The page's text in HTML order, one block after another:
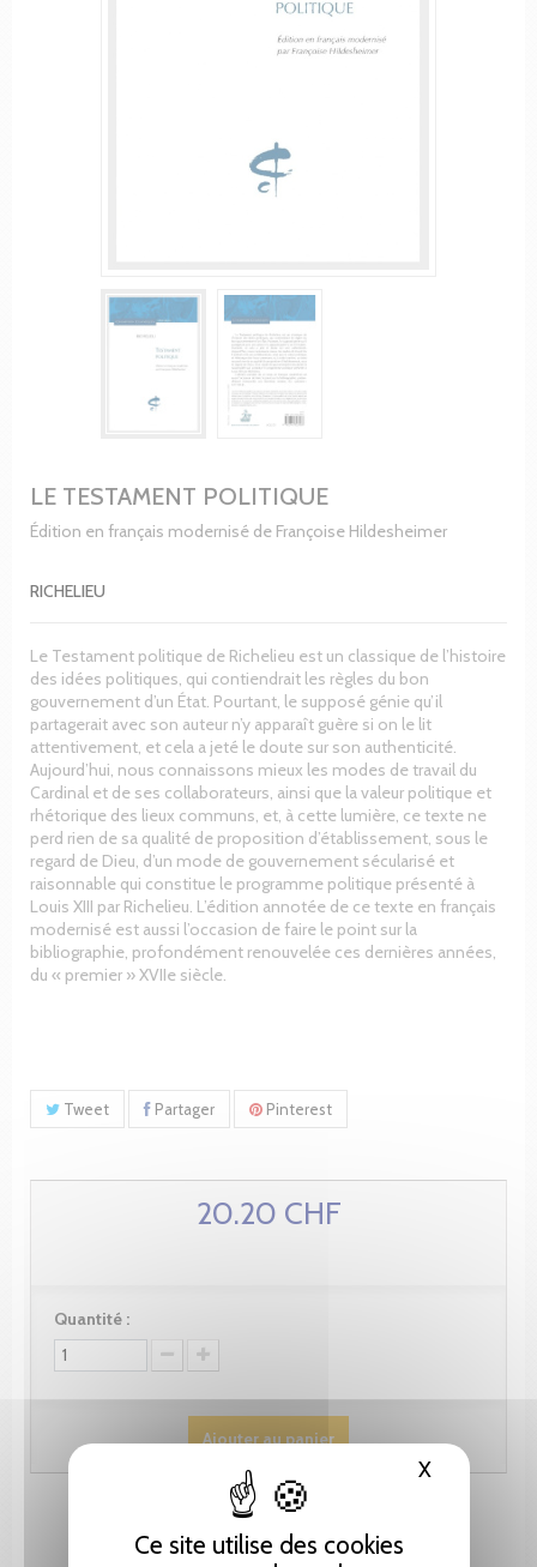
Ce site utilise des cookies
XMasquer
LE TESTAMENT POLITIQUE
Édition en français modernisé de Françoise Hildesheimer
RICHELIEU
Le Testament politique de Richelieu est un classique de l’histoire
des idées politiques, qui contiendrait les règles du bon
gouvernement d’un État. Pourtant, le supposé génie qu’il
partagerait avec son auteur n’y apparaît guère si on le lit
attentivement, et cela a jeté le doute sur son authenticité.
Aujourd’hui, nous connaissons mieux les modes de travail du
Cardinal et de ses collaborateurs, ainsi que la valeur politique et
rhétorique des lieux communs, et, à cette lumière, ce texte ne
perd rien de sa qualité de proposition d’établissement, sous le
regard de Dieu, d’un mode de gouvernement sécularisé et
raisonnable qui constitue le programme politique présenté à
Louis XIII par Richelieu. L’édition annotée de ce texte en français
modernisé est aussi l’occasion de faire le point sur la
bibliographie, profondément renouvelée ces dernières années,
du « premier » XVIIe siècle.
Tweet Partager Pinterest
20.20 CHF
Quantité :
Ajouter au panier